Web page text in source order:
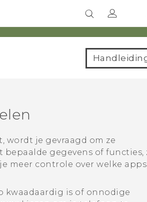
wordt je gevraagd om ze
gegevens of functies,
meer controle over welke apps
kwaadaardig is of onnodige